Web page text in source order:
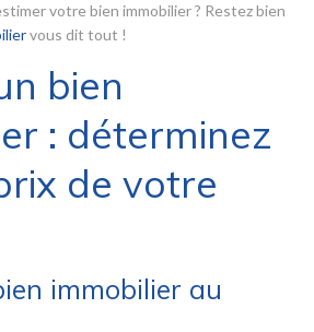
votre bien immobilier ? Restez bien
vous dit tout !
bien
: déterminez
de votre
immobilier au